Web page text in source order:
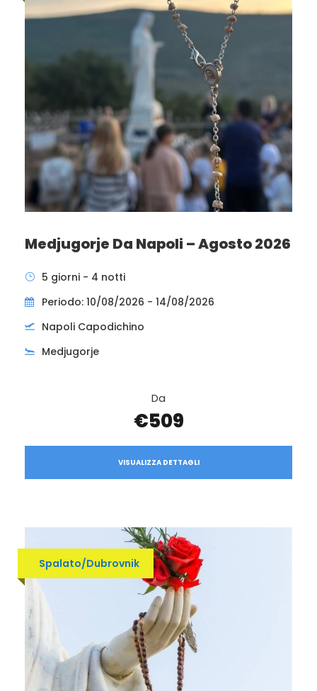
Medjugorje Da Napoli – Agosto 2026
5 giorni - 4 notti
Periodo: 10/08/2026 - 14/08/2026
Napoli Capodichino
Medjugorje
Da
€509
VISUALIZZA DETTAGLI
Spalato/Dubrovnik